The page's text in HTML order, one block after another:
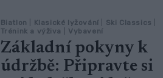
Biatlon Klasické lyžování Ski Classics
Trénink a výživa
Vybavení
Základní pokyny k
údržbě: Připravte si